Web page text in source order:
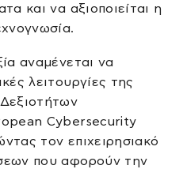
και να αξιοποιείται η
αναμένεται να
λειτουργίες της
Cybersecurity
τον επιχειρησιακό
που αφορούν την